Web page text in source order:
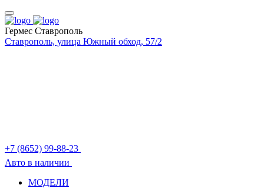
Гермес Ставрополь
Ставрополь, улица Южный обход, 57/2
+7 (8652) 99-88-23
Авто в наличии
МОДЕЛИ